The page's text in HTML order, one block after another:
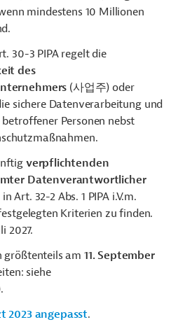
mindestens 10 Millionen
30-3 PIPA regelt die
des
(사업주) oder
sichere Datenverarbeitung und
Personen nebst
verpflichtenden
Datenverantwortlicher
Art. 32-2 Abs. 1 PIPA i.V.m.
Kriterien zu finden.
2027.
größtenteils am 11. September
siehe
2023 angepasst.